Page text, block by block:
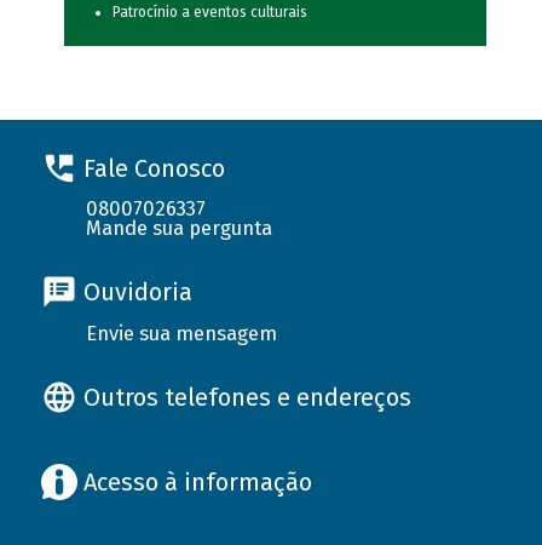
Patrocínio a eventos culturais
Fale Conosco
08007026337
Mande sua pergunta
Ouvidoria
Envie sua mensagem
Outros telefones e endereços
Acesso à informação